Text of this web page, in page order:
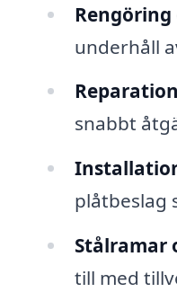
underhåll
snabbt
plåtbeslag
Stålramar
till med